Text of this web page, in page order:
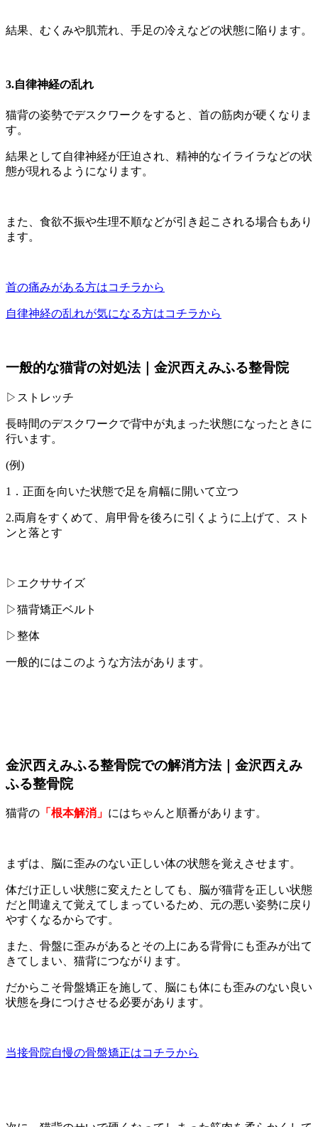
結果、むくみや肌荒れ、手足の冷えなどの状態に陥ります。
3.自律神経の乱れ
猫背の姿勢でデスクワークをすると、首の筋肉が硬くなりま
す。
結果として自律神経が圧迫され、精神的なイライラなどの状
態が現れるようになります。
また、食欲不振や生理不順などが引き起こされる場合もあり
ます。
首の痛みがある方はコチラから
自律神経の乱れが気になる方はコチラから
一般的な猫背の対処法｜金沢西えみふる整骨院
▷ストレッチ
長時間のデスクワークで背中が丸まった状態になったときに
行います。
(例)
1．正面を向いた状態で足を肩幅に開いて立つ
2.両肩をすくめて、肩甲骨を後ろに引くように上げて、スト
ンと落とす
▷エクササイズ
▷猫背矯正ベルト
▷整体
一般的にはこのような方法があります。
金沢西えみふる整骨院での解消方法｜金沢西えみ
ふる整骨院
猫背の 「根本解消」 にはちゃんと順番があります。
まずは、脳に歪みのない正しい体の状態を覚えさせます。
体だけ正しい状態に変えたとしても、脳が猫背を正しい状態
だと間違えて覚えてしまっているため、元の悪い姿勢に戻り
やすくなるからです。
また、骨盤に歪みがあるとその上にある背骨にも歪みが出て
きてしまい、猫背につながります。
だからこそ骨盤矯正を施して、脳にも体にも歪みのない良い
状態を身につけさせる必要があります。
当接骨院自慢の骨盤矯正はコチラから